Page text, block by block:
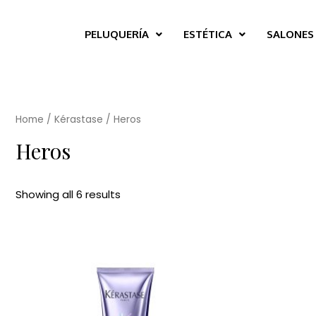
PELUQUERÍA ESTÉTICA SALONES
Home / Kérastase / Heros
Heros
Showing all 6 results